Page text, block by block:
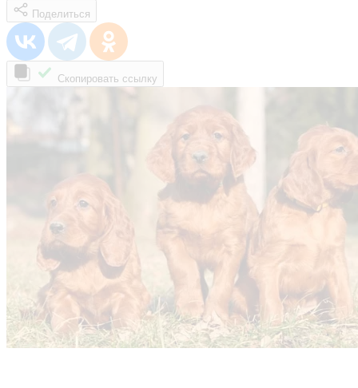
Поделиться
Скопировать ссылку